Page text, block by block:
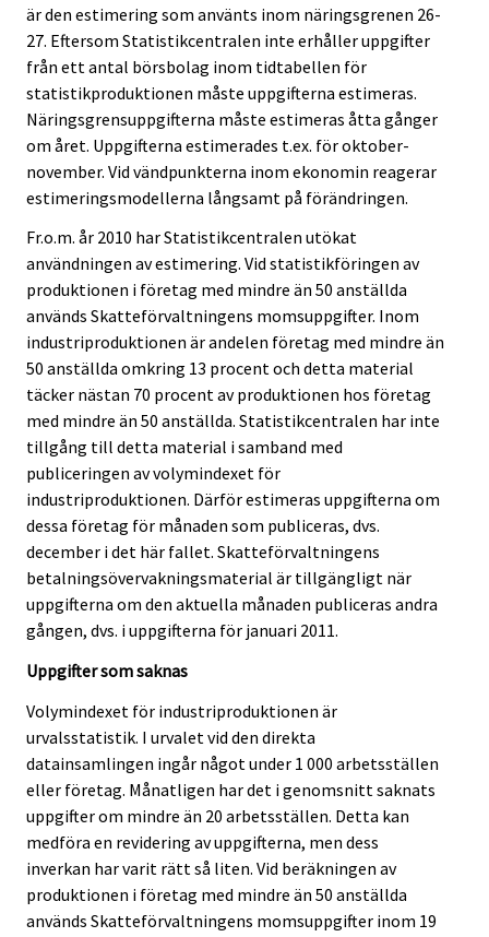
är den estimering som använts inom näringsgrenen 26-
27. Eftersom Statistikcentralen inte erhåller uppgifter
från ett antal börsbolag inom tidtabellen för
statistikproduktionen måste uppgifterna estimeras.
Näringsgrensuppgifterna måste estimeras åtta gånger
om året. Uppgifterna estimerades t.ex. för oktober-
november. Vid vändpunkterna inom ekonomin reagerar
estimeringsmodellerna långsamt på förändringen.
Fr.o.m. år 2010 har Statistikcentralen utökat
användningen av estimering. Vid statistikföringen av
produktionen i företag med mindre än 50 anställda
används Skatteförvaltningens momsuppgifter. Inom
industriproduktionen är andelen företag med mindre än
50 anställda omkring 13 procent och detta material
täcker nästan 70 procent av produktionen hos företag
med mindre än 50 anställda. Statistikcentralen har inte
tillgång till detta material i samband med
publiceringen av volymindexet för
industriproduktionen. Därför estimeras uppgifterna om
dessa företag för månaden som publiceras, dvs.
december i det här fallet. Skatteförvaltningens
betalningsövervakningsmaterial är tillgängligt när
uppgifterna om den aktuella månaden publiceras andra
gången, dvs. i uppgifterna för januari 2011.
Uppgifter som saknas
Volymindexet för industriproduktionen är
urvalsstatistik. I urvalet vid den direkta
datainsamlingen ingår något under 1 000 arbetsställen
eller företag. Månatligen har det i genomsnitt saknats
uppgifter om mindre än 20 arbetsställen. Detta kan
medföra en revidering av uppgifterna, men dess
inverkan har varit rätt så liten. Vid beräkningen av
produktionen i företag med mindre än 50 anställda
används Skatteförvaltningens momsuppgifter inom 19